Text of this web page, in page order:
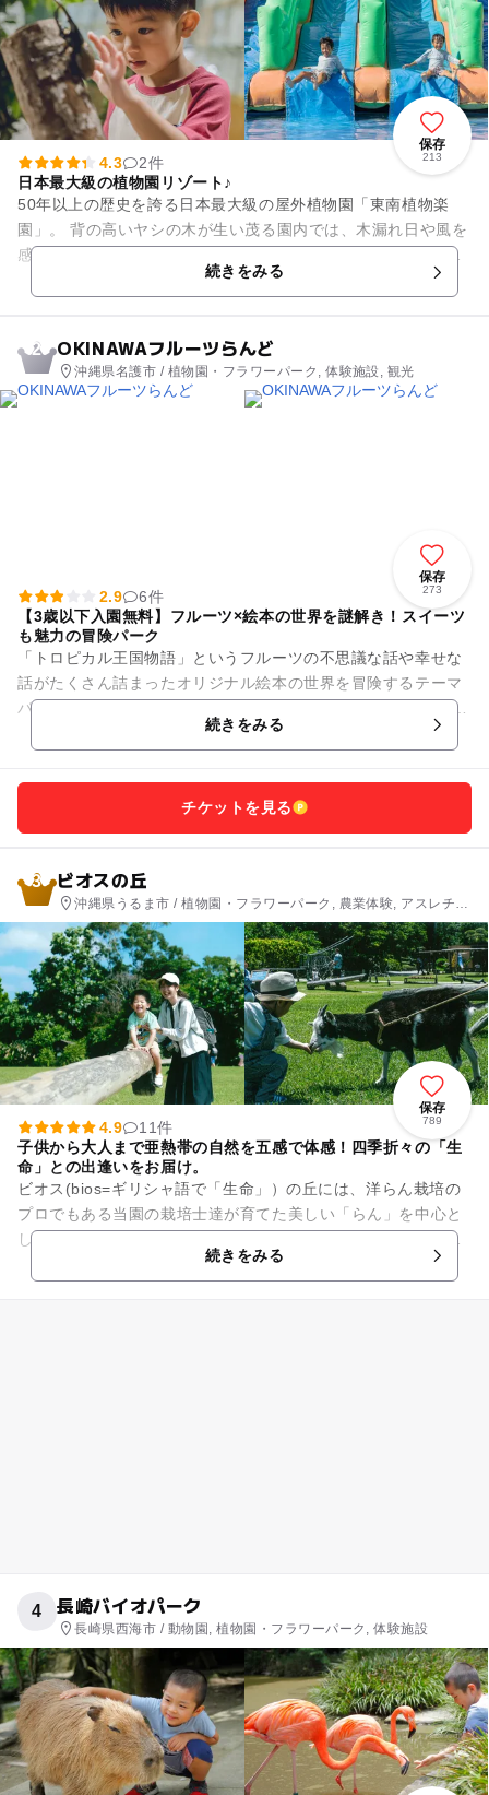
保存
213
4.3
2件
日本最大級の植物園リゾート♪
50年以上の歴史を誇る日本最大級の屋外植物園「東南植物楽
園」。 背の高いヤシの木が生い茂る園内では、木漏れ日や風を
感じながら、自然に癒やされるひとときをお過ごしいただけま
続きをみる
2 OKINAWAフルーツらんど
沖縄県名護市 / 植物園・フラワーパーク, 体験施設, 観光
保存
273
2.9
6件
【3歳以下入園無料】フルーツ×絵本の世界を謎解き！スイーツ
も魅力の冒険パーク
「トロピカル王国物語」というフルーツの不思議な話や幸せな
話がたくさん詰まったオリジナル絵本の世界を冒険するテーマ
パークです。 亜熱帯植物に包まれた園内にはフルーツにまつわ
る謎解きやワクワクする...続きをみる
チケットを見る
3 ビオスの丘
沖縄県うるま市 / 植物園・フラワーパーク, 農業体験, アスレチッ
ク, 自然体験・アクティビティ
保存
789
4.9
11件
子供から大人まで亜熱帯の自然を五感で体感！四季折々の「生
命」との出逢いをお届け。
ビオス(bios=ギリシャ語で「生命」）の丘には、洋らん栽培の
プロでもある当園の栽培士達が育てた美しい「らん」を中心と
した花々や亜熱帯の植物が「本来の自然」の姿で広がっていま
続きをみる
4 長崎バイオパーク
長崎県西海市 / 動物園, 植物園・フラワーパーク, 体験施設